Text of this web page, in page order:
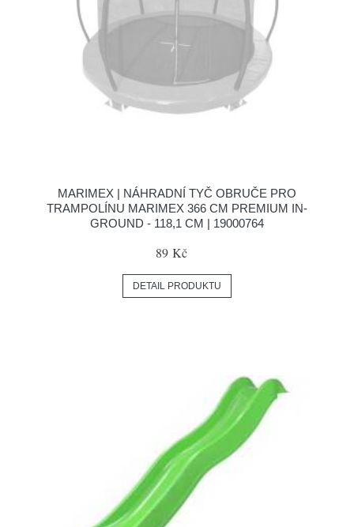
MARIMEX | NÁHRADNÍ TYČ OBRUČE PRO
TRAMPOLÍNU MARIMEX 366 CM PREMIUM IN-
GROUND - 118,1 CM | 19000764
89 Kč
DETAIL PRODUKTU